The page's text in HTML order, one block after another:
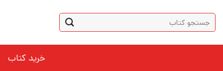
content
جستجو
برای:
خرید کتاب